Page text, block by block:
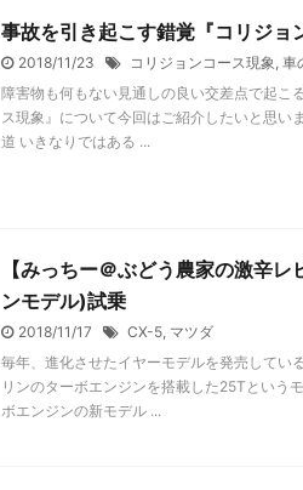
事故を引き起こす錯覚『コリジョ
2018/11/23 コリジョンコース現象, 車
障害物も何もない見通しの良い交差点で起こ
ス現象』について今回はご紹介したいと思い
道 いきなりではある ...
【みっちー＠ぶどう農家の激辛
ンモデル)試乗
2018/11/17 CX-5, マツダ
毎年、進化させたイヤーモデルを発売してい
リンのターボエンジンを搭載した25Tという
ボエンジンの新モデル ...